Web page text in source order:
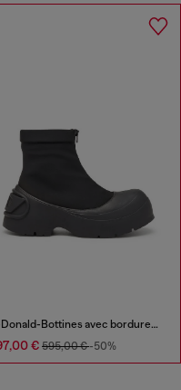
D-Donald-Bottines avec bordures en caoutchouc
€ 595,00 €-50%